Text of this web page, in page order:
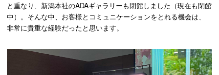
と重なり、新潟本社のADAギャラリーも閉館しました（現在も閉館
中）。そんな中、お客様とコミュニケーションをとれる機会は、
非常に貴重な経験だったと思います。